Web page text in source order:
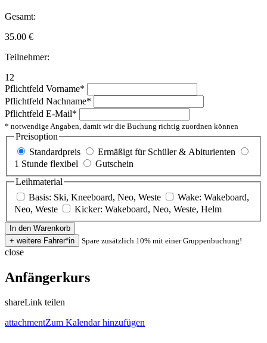
Gesamt:
35.00 €
Teilnehmer:
12
Pflichtfeld Vorname*
Pflichtfeld Nachname*
Pflichtfeld E-Mail*
* notwendige Angaben, damit wir die Buchung richtig zuordnen können
Preisoption
Standardpreis
Ermäßigt für Schüler & Abiturienten
1 Stunde flexibel
Gutschein
Leihmaterial
Basis: Ski, Kneeboard, Neo, Weste
Wake: Wakeboard,
Neo, Weste
Kicker: Wakeboard, Neo, Weste, Helm
Spare zusätzlich 10% mit einer Gruppenbuchung!
close
Anfängerkurs
shareLink teilen
attachmentZum Kalendar hinzufügen